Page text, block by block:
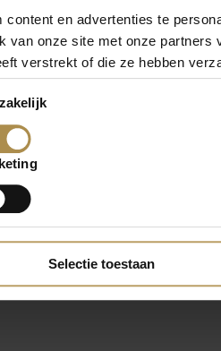
content en advertenties te
van onze site met onze
verstrekt of die ze hebben
Selectie toestaan